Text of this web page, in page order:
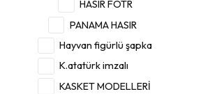
HASIR FÖTR
PANAMA HASIR
Hayvan figürlü şapka
K.atatürk imzalı
KASKET MODELLERİ